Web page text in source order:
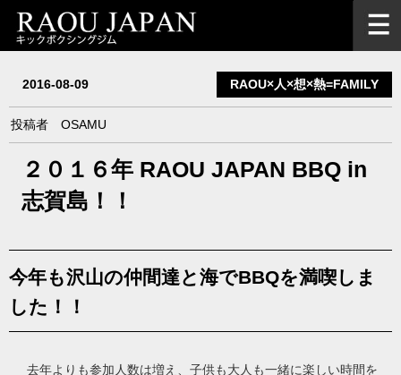
2016-08-09 RAOU×人×想×熱=FAMILY
投稿者 OSAMU
２０１６年 RAOU JAPAN BBQ in
志賀島！！
今年も沢山の仲間達と海でBBQを満喫しま
した！！
去年よりも参加人数は増え、子供も大人も一緒に楽しい時間を